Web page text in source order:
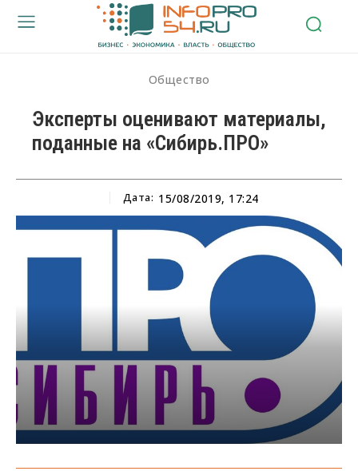
Общество
Эксперты оценивают материалы,
поданные на «Сибирь.ПРО»
Дата: 15/08/2019, 17:24